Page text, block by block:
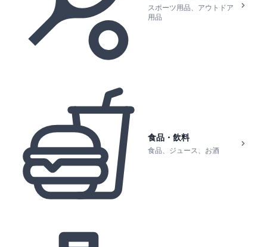
スポーツ用品、アウトドア
用品
食品・飲料
食品、ジュース、お酒